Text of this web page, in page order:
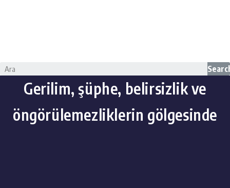
Gerilim, şüphe, belirsizlik ve
öngörülemezliklerin gölgesinde